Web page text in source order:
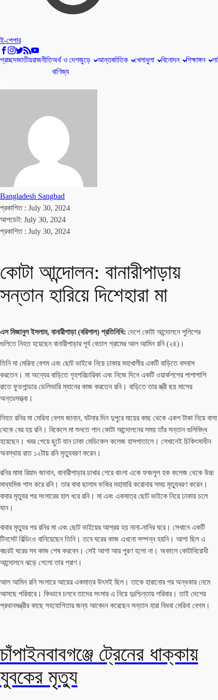
ই-পেপার
প্রচ্ছদজাতীয়রাজনীতিঅর্থ ও
বাণিজ্য
দেশজুড়ে আন্তর্জাতিক খেলাধুলা বিনোদন শিক্ষাঙ্গন
Bangladesh Sangbad
প্রকাশিত : July 30, 2024
আপডেট: July 30, 2024
প্রকাশিত : July 30, 2024
কোটা আন্দোলন: বানারীপাড়ায়
সন্তান হারিয়ে দিশেহারা মা
এস মিজানুল ইসলাম, বানারীপাড়া (বরিশাল) প্রতিনিধি: দেশে কোটা আন্দোলনে পুলিশের
গুলিতে নিহত হয়েছেন বানারীপাড়ার পূর্ব বেতাল গ্রামের আল আমিন রনি (২৪)।
তিনি মা মেরিনা বেগম এবং ছোট ভাইকে নিয়ে ঢাকার মহাখালীর একটি বাড়িতে বসবাস
করতেন। মা অন্যের বাড়িতে গৃহপরিচারিকা এবং নিজে দিনে একটি ওয়ার্কশপের পাশাপাশি
রাতে ফুডপান্ডার ডেলিভারি ম্যানের কাজ করতেন রনি। বাড়িতে তার স্ত্রী ছয় মাসের
অন্তঃসত্ত্বা।
নিহত রনির মা মেরিনা বেগম জানান, ঘটনার দিন দুপুরে মায়ের কাছ থেকে একশ টাকা নিয়ে বাসা
থেকে বের হয় রনি। বিকেলে মা শুনতে পান কোটা আন্দোলনের সময় তাঁর সন্তান গুলিবিদ্ধ
হয়েছেন। খবর পেয়ে ছুটে যান ঢাকা মেডিকেল কলেজ হাসপাতালে। সেখানেই চিকিৎসাধীন
অবস্থায় রাত ১২টায় রনি মৃত্যুবরণ করেন।
রনির মামা রিয়াদ জানান, বানারীপাড়ার চাখার শেরে বাংলা একে ফজলুল হক কলেজ থেকে উচ্চ
মাধ্যমিক পাস করে রনি। তার বাবা ছালাম ফকির মহামারি করোনার সময় মৃত্যুবরণ করেন।
বাবার মৃত্যুর পর সংসারের হাল ধরে রনি। মা এবং একমাত্র ছোট ভাইকে নিয়ে ঢাকায় চলে
যান।
বাবার মৃত্যুর পর রনির মা এবং ছোট ভাইয়ের আশ্রয় হয় নানা-নানির ঘরে। সেখানে একটি
টিনসেট বিল্ডিংও বানিয়েছেন তিনি। তবে ঘরের কাজ এখনো সম্পন্ন হয়নি। আশা ছিল এ
বছরই ঘরের সব কাজ শেষ করবেন। সেই আশা আর পুরণ হলো না। অকালে কোটাবিরোধী
আন্দোলনে ঝড়ে গেলো তার প্রাণ।
আল আমিন রনি সংসারে আয়ের একমাত্র উৎসই ছিল। তাকে হারানোর পর অন্ধকার নেমে
আসছে পরিবারে। কিভাবে চলবে তাদের সংসার এ নিয়ে দুঃশ্চিন্তায় পরিবার। তাই দেশের
প্রধানমন্ত্রীর কাছে সহযোগিতার জন্য আবেদন করেছেন সন্তান হারা বিধবা মেরিনা বেগম।
চাঁপাইনবাবগঞ্জে ট্রেনের ধাক্কায়
যুবকের মৃত্যু